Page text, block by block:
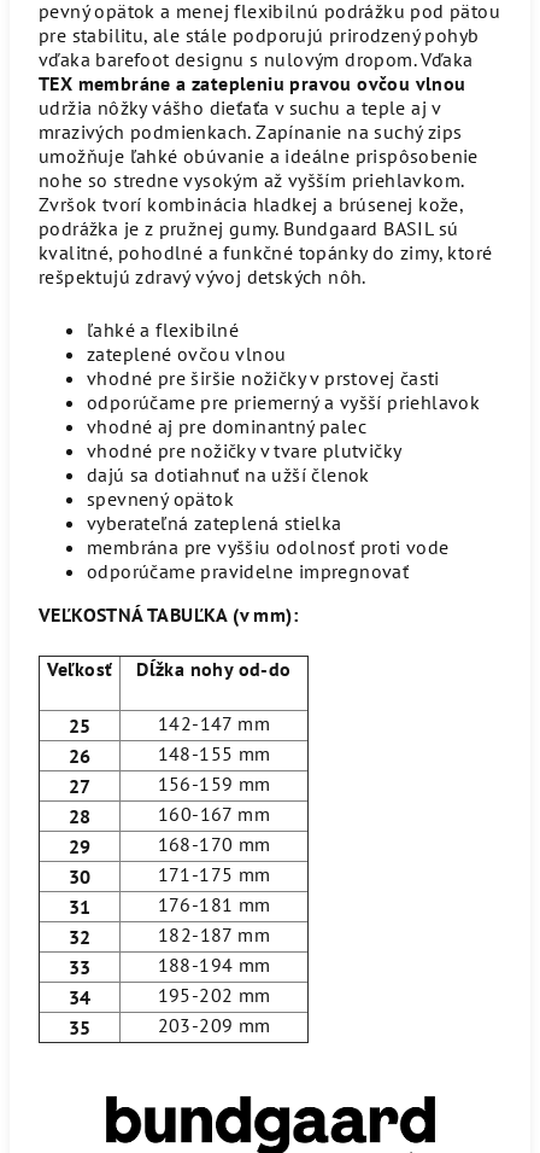
pevný opätok a menej flexibilnú podrážku pod pätou
pre stabilitu, ale stále podporujú prirodzený pohyb
vďaka barefoot designu s nulovým dropom. Vďaka
TEX membráne a zatepleniu pravou ovčou vlnou
udržia nôžky vášho dieťaťa v suchu a teple aj v
mrazivých podmienkach. Zapínanie na suchý zips
umožňuje ľahké obúvanie a ideálne prispôsobenie
nohe so stredne vysokým až vyšším priehlavkom.
Zvršok tvorí kombinácia hladkej a brúsenej kože,
podrážka je z pružnej gumy. Bundgaard BASIL sú
kvalitné, pohodlné a funkčné topánky do zimy, ktoré
rešpektujú zdravý vývoj detských nôh.
ľahké a flexibilné
zateplené ovčou vlnou
vhodné pre širšie nožičky v prstovej časti
odporúčame pre priemerný a vyšší priehlavok
vhodné aj pre dominantný palec
vhodné pre nožičky v tvare plutvičky
dajú sa dotiahnuť na užší členok
spevnený opätok
vyberateľná zateplená stielka
membrána pre vyššiu odolnosť proti vode
odporúčame pravidelne impregnovať
VEĽKOSTNÁ TABUĽKA (v mm):
Veľkosť Dĺžka nohy od-do
25
142-147 mm
26
148-155 mm
27
156-159 mm
28
160-167 mm
29
168-170 mm
30
171-175 mm
31
176-181 mm
32
182-187 mm
33
188-194 mm
34
195-202 mm
35
203-209 mm